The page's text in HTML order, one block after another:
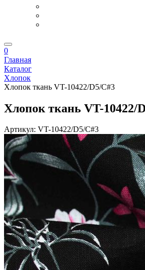
0
Главная
Каталог
Хлопок
Хлопок ткань VT-10422/D5/C#3
Хлопок ткань VT-10422/
Артикул: VT-10422/D5/C#3